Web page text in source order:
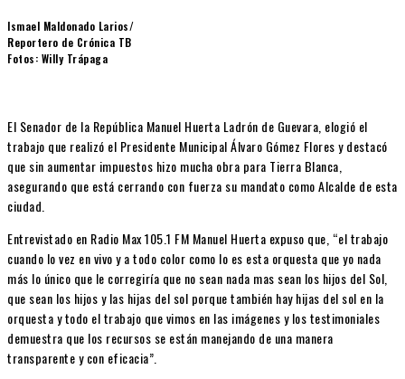
Ismael Maldonado Larios/
Reportero de Crónica TB
Fotos: Willy Trápaga
El Senador de la República Manuel Huerta Ladrón de Guevara, elogió el
trabajo que realizó el Presidente Municipal Álvaro Gómez Flores y destacó
que sin aumentar impuestos hizo mucha obra para Tierra Blanca,
asegurando que está cerrando con fuerza su mandato como Alcalde de esta
ciudad.
Entrevistado en Radio Max 105.1 FM Manuel Huerta expuso que, “el trabajo
cuando lo vez en vivo y a todo color como lo es esta orquesta que yo nada
más lo único que le corregiría que no sean nada mas sean los hijos del Sol,
que sean los hijos y las hijas del sol porque también hay hijas del sol en la
orquesta y todo el trabajo que vimos en las imágenes y los testimoniales
demuestra que los recursos se están manejando de una manera
transparente y con eficacia”.